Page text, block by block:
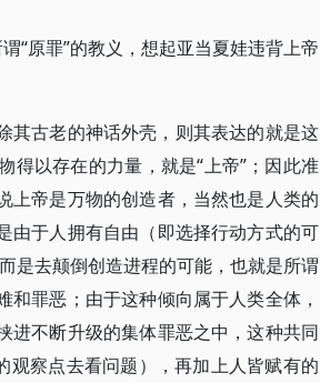
“原罪”的教义，想起亚当夏娃违背上帝
其古老的神话外壳，则其表达的就是这
得以存在的力量，就是“上帝”；因此准
上帝是万物的创造者，当然也是人类的
由于人拥有自由（即选择行动方式的可
是去颠倒创造进程的可能，也就是所谓
罪恶；由于这种倾向属于人类全体，
进不断升级的集体罪恶之中，这种共同
观察点去看问题），再加上人皆赋有的